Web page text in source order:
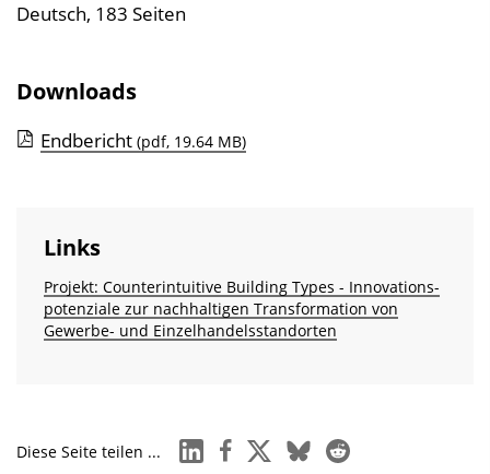
Deutsch, 183 Seiten
Downloads
Endbericht (pdf, 19.64 MB)
Links
Projekt: Counterintuitive Building Types - Innovations­
potenziale zur nachhaltigen Transformation von
Gewerbe- und Einzelhandels­standorten
Diese Seite teilen ... linkedinfacebook
x blueskyreddit